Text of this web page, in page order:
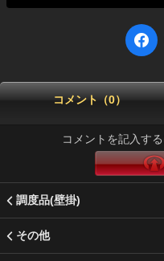
コメント（0）
コメントを記入す
調度品(壁掛)
その他